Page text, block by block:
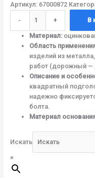
Артикул: 67000872
- + В
Материал:
Область
изделий из
работ (дорожный
Описание и
квадратный
надежно
болта.
Материал
Искать
×